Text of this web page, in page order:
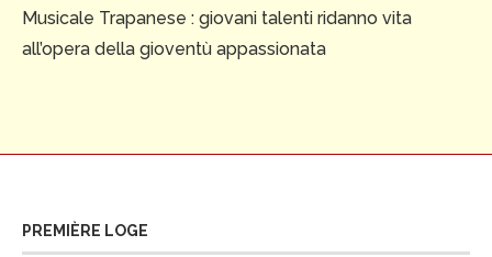
Musicale Trapanese : giovani talenti ridanno vita
all’opera della gioventù appassionata
PREMIÈRE LOGE